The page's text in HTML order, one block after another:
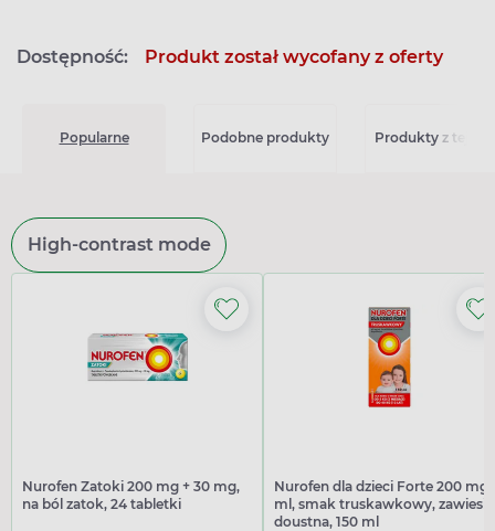
Dostępność: Produkt został wycofany z oferty
Popularne Podobne produkty Produkty z tej
High-contrast mode
Nurofen Zatoki 200 mg + 30 mg,
na ból zatok, 24 tabletki
Nurofen dla dzieci Forte 200 mg/
ml, smak truskawkowy,
doustna, 150 ml